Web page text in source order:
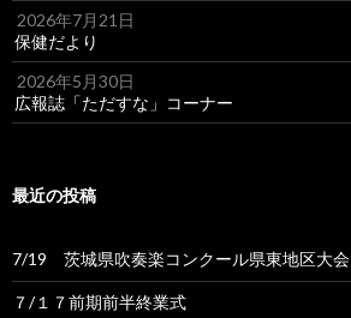
2026年7月21日
保健だより
2026年5月30日
広報誌「ただすな」コーナー
最近の投稿
7/19 茨城県吹奏楽コンクール県東地区大会
７/１７前期前半終業式